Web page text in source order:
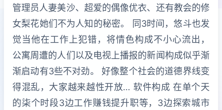
管理员人妻美沙、超爱的偶像优衣、还有教会的修
女梨花她们不为人知的秘密。 同3时间，悠斗也发
觉当他在工作上犯错，将情色构成不小心流出，
公寓周遭的人们以及电视上播报的新闻构成似乎渐
渐启动有3些不对劲。 好像整个社会的道德界线变
得混乱，大家越来越性开放… 软件构成 在单个天
的柒个时段3边工作赚钱提升职等，3边探索城市